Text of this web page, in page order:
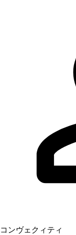
コンヴェクィティ